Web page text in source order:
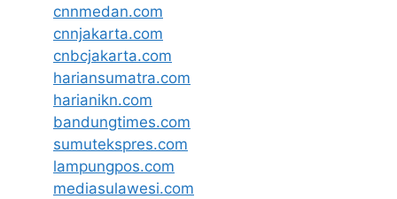
cnnmedan.com
cnnjakarta.com
cnbcjakarta.com
hariansumatra.com
harianikn.com
bandungtimes.com
sumutekspres.com
lampungpos.com
mediasulawesi.com